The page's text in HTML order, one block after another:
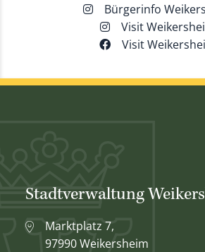
Bürgerinfo
Visit
Visit
Stadtverwaltung
Marktplatz 7,
97990 Weikersheim